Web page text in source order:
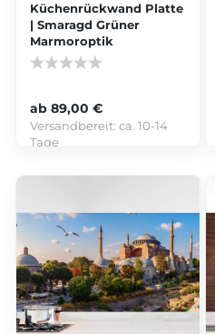
Küchenrückwand Platte
| Smaragd Grüner
Marmoroptik
ab 89,00 €
Versandbereit:ca. 10-14
Tage